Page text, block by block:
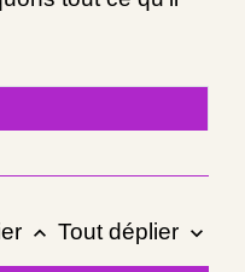
keyboard_arrow_up Tout déplier keyboard_arrow_down